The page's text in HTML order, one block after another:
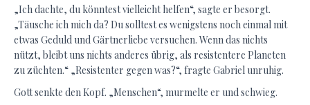
„Ich dachte, du könntest vielleicht helfen“, sagte er besorgt.
„Täusche ich mich da? Du solltest es wenigstens noch einmal mit
etwas Geduld und Gärtnerliebe versuchen. Wenn das nichts
nützt, bleibt uns nichts anderes übrig, als resistentere Planeten
zu züchten.“ „Resistenter gegen was?“, fragte Gabriel unruhig.
Gott senkte den Kopf. „Menschen“, murmelte er und schwieg.